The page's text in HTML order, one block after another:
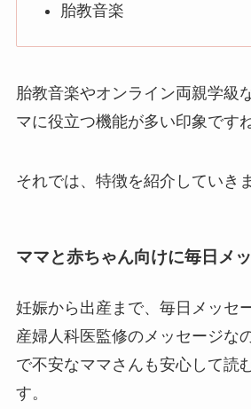
胎教音楽
胎教音楽やオンライン両親学級
マに役立つ機能が多い印象ですね
それでは、特徴を紹介していき
ママと赤ちゃん向けに毎日メ
妊娠から出産まで、毎日メッセ
産婦人科医監修のメッセージな
で不安なママさんも安心して読
す。